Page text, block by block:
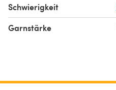
Schwierigkeit
Garnstärke